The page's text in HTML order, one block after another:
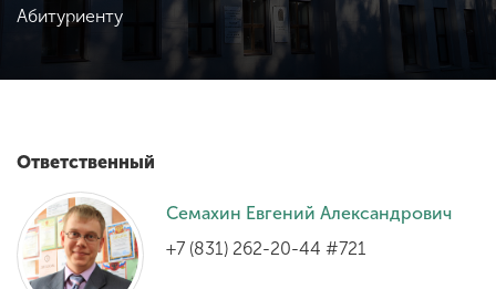
Другие виды
деятельности
Сведения об
образовательной
организации
Абитуриенту
Ответственный
Семахин Евгений Александрович
+7 (831) 262-20-44 #721